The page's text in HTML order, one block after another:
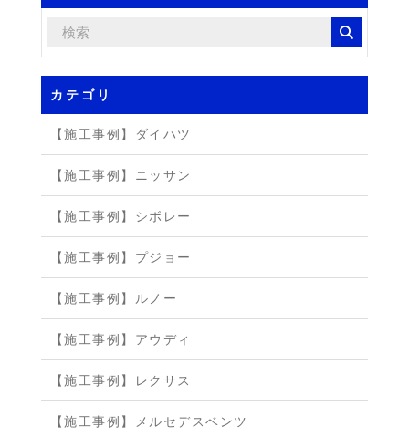
カテゴリ
【施工事例】ダイハツ
【施工事例】ニッサン
【施工事例】シボレー
【施工事例】プジョー
【施工事例】ルノー
【施工事例】アウディ
【施工事例】レクサス
【施工事例】メルセデスベンツ